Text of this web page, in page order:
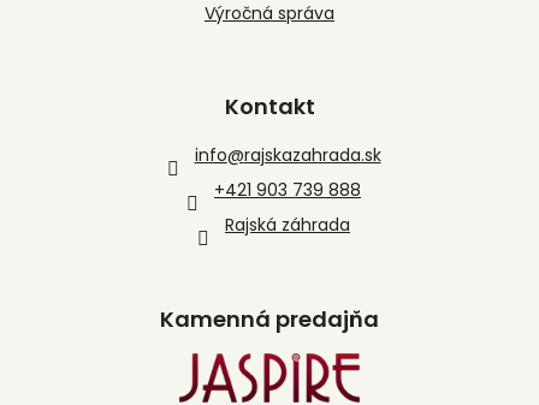
Výročná správa
Kontakt
info@rajskazahrada.sk
+421 903 739 888
Rajská záhrada
Kamenná predajňa